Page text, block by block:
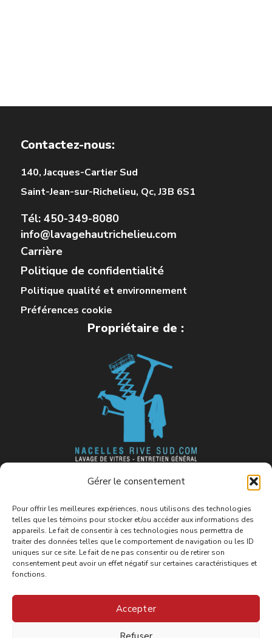
Gérer le consentement
Pour offrir les meilleures expériences, nous utilisons des technologies
telles que les témoins pour stocker et/ou accéder aux informations des
appareils. Le fait de consentir à ces technologies nous permettra de
traiter des données telles que le comportement de navigation ou les ID
uniques sur ce site. Le fait de ne pas consentir ou de retirer son
consentement peut avoir un effet négatif sur certaines caractéristiques et
fonctions.
Accepter
Contactez-nous:
140, Jacques-Cartier Sud
Saint-Jean-sur-Richelieu, Qc, J3B 6S1
Tél: 450-349-8080
info@lavagehautrichelieu.com
Carrière
Politique de confidentialité
Politique qualité et environnement
Préférences cookie
Propriétaire de :
Fier membre de l’association
suivante :